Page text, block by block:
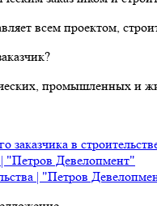
всем проектом,
промышленных и
заказчика в
| "Петров Девелопмент"
| "Петров